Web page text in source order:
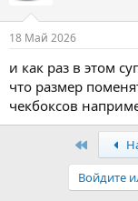
цифры, которые ты
не путь к "пнгшке".
вот как пример
18 Май 2026
и как раз в этом
что размер
чекбоксов
Войдите